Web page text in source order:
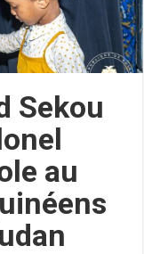
Sekou
au